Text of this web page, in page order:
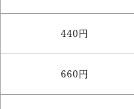
440円
660円